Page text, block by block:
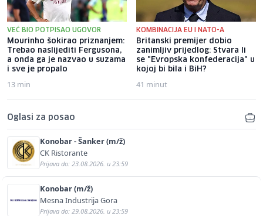
VEĆ BIO POTPISAO UGOVOR
Mourinho šokirao priznanjem:
Trebao naslijediti Fergusona,
a onda ga je nazvao u suzama
i sve je propalo
13 min
KOMBINACIJA EU I NATO-A
Britanski premijer dobio
zanimljiv prijedlog: Stvara li
se "Evropska konfederacija" u
kojoj bi bila i BiH?
41 minut
Oglasi za posao
Konobar - Šanker (m/ž)
CK Ristorante
Prijava do: 23.08.2026. u 23:59
Konobar (m/ž)
Mesna Industrija Gora
Prijava do: 29.08.2026. u 23:59